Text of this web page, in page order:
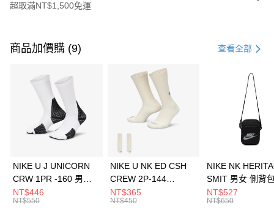
超取滿NT$1,500免運
信用卡一次付款
3 期 0 利率 每期 21家銀行
合作金庫商業銀行
第一商業銀行
華南商業銀行
彰化商業銀行
上海商業儲蓄銀行
元大商業銀行
Apple Pay
全盈+PAY
AFTEE先享後付
商品加價購 (9) 查看全部
NIKE U J UNICORN
CRW 1PR -160 男女
中統襪 FZ3393100
NT$446
NT$550
NIKE U NK ED CSH
CREW 2P-144
EMBRDY 男女 短統襪
FZ3073133
NT$365
NT$450
NIKE NK
SMIT 男女 側背
BA5871010
NT$527
NT$650